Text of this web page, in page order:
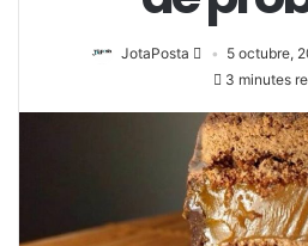
JotaPosta 5 octubre,
3 minutes